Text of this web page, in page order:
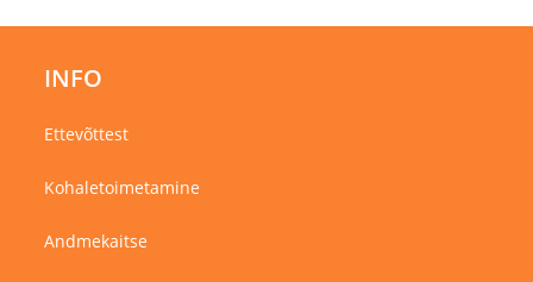
INFO
Ettevõttest
Kohaletoimetamine
Andmekaitse